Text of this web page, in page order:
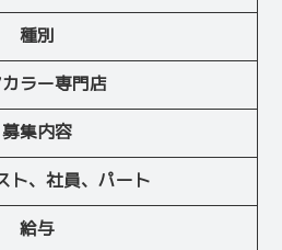
種別
ラー専門店
募集内容
ト、社員、パート
給与